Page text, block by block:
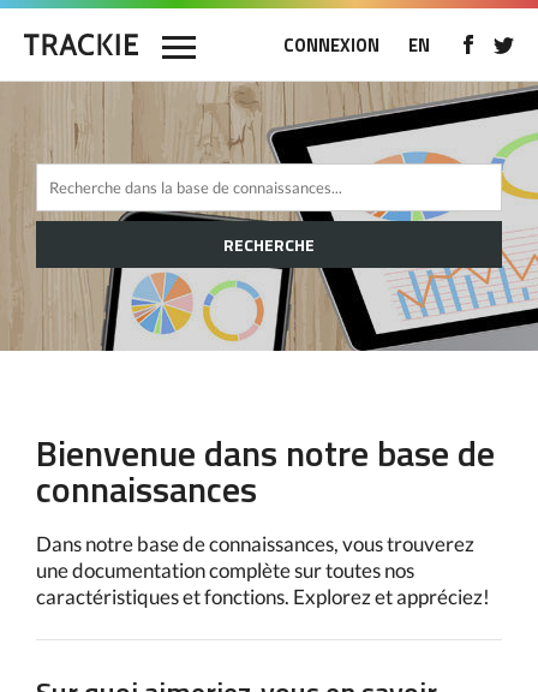
CONNEXION EN
RECHERCHE
Bienvenue dans notre base de
connaissances
Dans notre base de connaissances, vous trouverez
une documentation complète sur toutes nos
caractéristiques et fonctions. Explorez et appréciez!